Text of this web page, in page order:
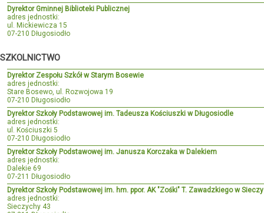
Dyrektor Gminnej Biblioteki Publicznej
adres jednostki:
ul. Mickiewicza 15
07-210 Długosiodło
SZKOLNICTWO
Dyrektor Zespołu Szkół w Starym Bosewie
adres jednostki:
Stare Bosewo, ul. Rozwojowa 19
07-210 Długosiodło
Dyrektor Szkoły Podstawowej im. Tadeusza Kościuszki w Długosiodle
adres jednostki:
ul. Kościuszki 5
07-210 Długosiodło
Dyrektor Szkoły Podstawowej im. Janusza Korczaka w Dalekiem
adres jednostki:
Dalekie 69
07-211 Długosiodło
Dyrektor Szkoły Podstawowej im. hm. ppor. AK "Zośki" T. Zawadzkiego w
adres jednostki:
Sieczychy 43